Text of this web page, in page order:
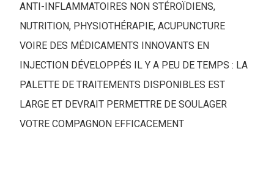
ANTI-INFLAMMATOIRES NON STÉROÏDIENS,
NUTRITION, PHYSIOTHÉRAPIE, ACUPUNCTURE
VOIRE DES MÉDICAMENTS INNOVANTS EN
INJECTION DÉVELOPPÉS IL Y A PEU DE TEMPS : LA
PALETTE DE TRAITEMENTS DISPONIBLES EST
LARGE ET DEVRAIT PERMETTRE DE SOULAGER
VOTRE COMPAGNON EFFICACEMENT